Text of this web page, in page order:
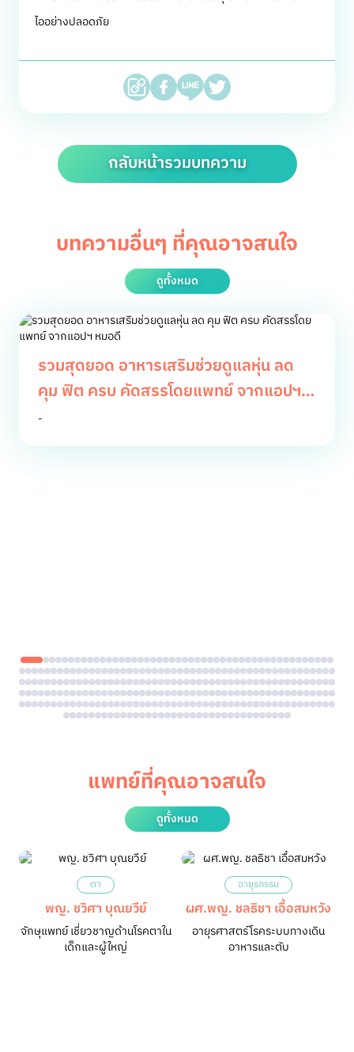
ไออย่างปลอดภัย
กลับหน้ารวมบทความ
บทความอื่นๆ ที่คุณอาจสนใจ
ดูทั้งหมด
รวมสุดยอด อาหารเสริมช่วยดูแลหุ่น ลด
คุม ฟิต ครบ คัดสรรโดยแพทย์ จากแอปฯ
หมอดี
-
แพทย์ที่คุณอาจสนใจ
ดูทั้งหมด
ตา
พญ. ชวิศา บุณยวีย์
จักษุแพทย์ เชี่ยวชาญด้านโรคตาใน
เด็กและผู้ใหญ่
อายุรกรรม
ผศ.พญ. ชลธิชา เอื้อสมหวัง
อายุรศาสตร์โรคระบบทางเดิน
อาหารและตับ